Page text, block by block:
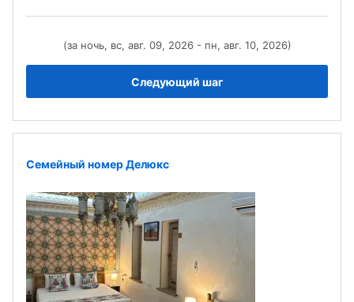
(за ночь, вс, авг. 09, 2026 - пн, авг. 10, 2026)
Следующий шаг
Семейный номер Делюкс